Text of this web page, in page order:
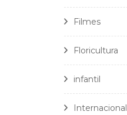
Filmes
Floricultura
infantil
Internacional